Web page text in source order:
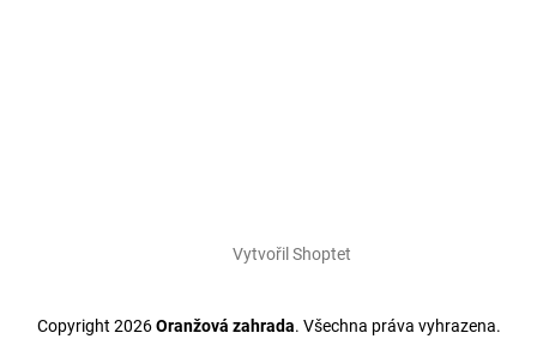
Vytvořil Shoptet
Copyright 2026Oranžová zahrada. Všechna práva vyhrazena.